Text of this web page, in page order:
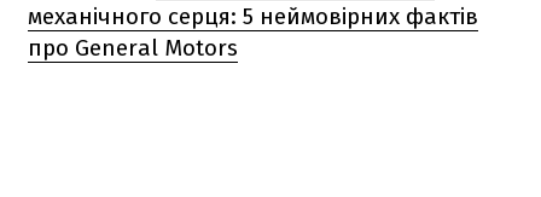
механічного серця: 5 неймовірних фактів
про General Motors